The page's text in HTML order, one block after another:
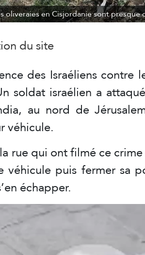
oliveraies en Cisjordanie sont presque
du site
des Israéliens contre
soldat israélien a
au nord de
véhicule.
rue qui ont filmé ce
véhicule puis fermer sa
échapper.